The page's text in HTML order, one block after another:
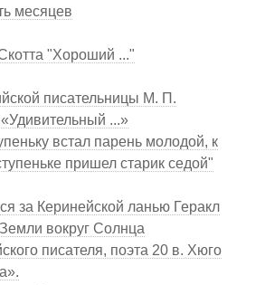
месяцев
"Хороший ..."
писательницы М. П.
...»
встал парень молодой, к
пришел старик седой"
за Керинейской ланью Геракл
вокруг Солнца
писателя, поэта 20 в. Хюго